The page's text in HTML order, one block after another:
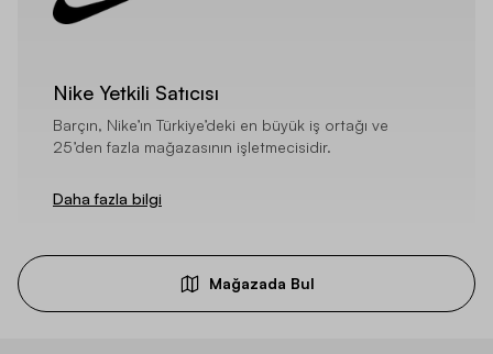
Nike Yetkili Satıcısı
Barçın, Nike’ın Türkiye’deki en büyük iş ortağı ve
25’den fazla mağazasının işletmecisidir.
Daha fazla bilgi
Mağazada Bul